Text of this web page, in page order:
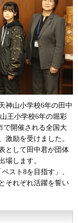
神山小学校6年の田中
王小学校6年の堀彩
で開催される全国大
激励を受けました。
として田中君が団体
場します。
スト8を目指す」、
それぞれ活躍を誓い